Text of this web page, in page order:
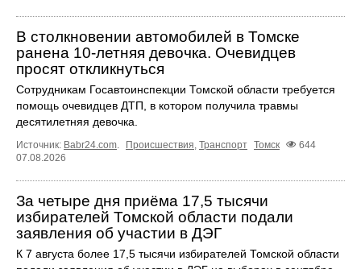
В столкновении автомобилей в Томске
ранена 10-летняя девочка. Очевидцев
просят откликнуться
Сотрудникам Госавтоинспекции Томской области требуется
помощь очевидцев ДТП, в котором получила травмы
десятилетняя девочка.
Источник: Babr24.com. Происшествия, Транспорт Томск
644
07.08.2026
За четыре дня приёма 17,5 тысячи
избирателей Томской области подали
заявления об участии в ДЭГ
К 7 августа более 17,5 тысячи избирателей Томской области